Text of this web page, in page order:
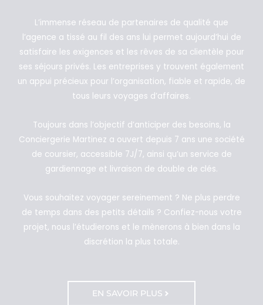
L’immense réseau de partenaires de qualité que
l’agence a tissé au fil des ans lui permet aujourd’hui de
satisfaire les exigences et les rêves de sa clientèle pour
ses séjours privés. Les entreprises y trouvent également
un appui précieux pour l’organisation, fiable et rapide, de
tous leurs voyages d’affaires.
Toujours dans l’objectif d’anticiper des besoins, la
Conciergerie Martinez a ouvert depuis 7 ans une société
de coursier, accessible 7J/7, ainsi qu’un service de
gardiennage et livraison de double de clés.
Vous souhaitez voyager sereinement ? Ne plus perdre
de temps dans des petits détails ? Confiez-nous votre
projet, nous l’étudierons et le mènerons à bien dans la
discrétion la plus totale.
EN SAVOIR PLUS